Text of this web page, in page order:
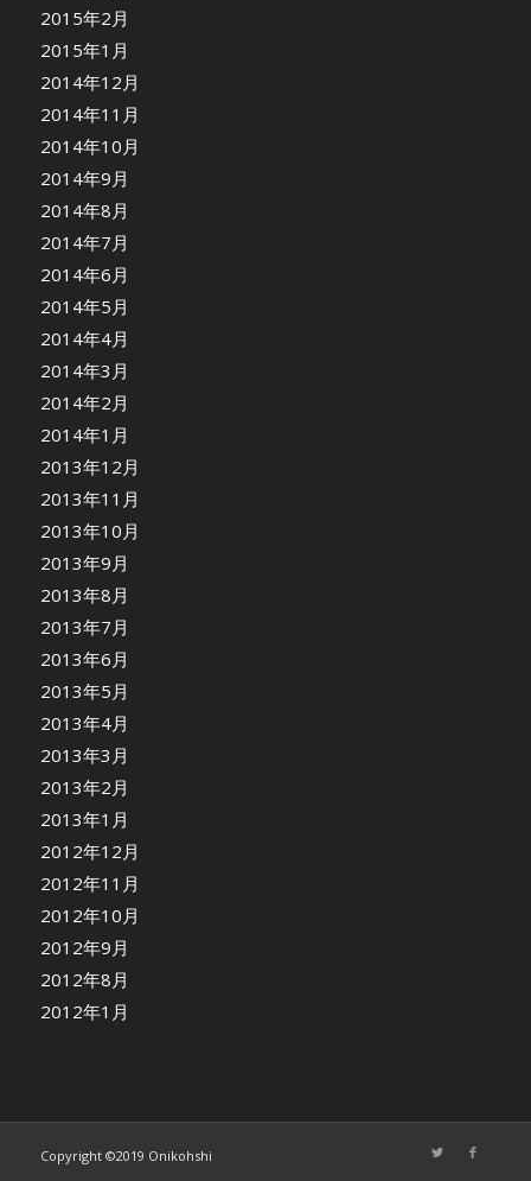
2015年2月
2015年1月
2014年12月
2014年11月
2014年10月
2014年9月
2014年8月
2014年7月
2014年6月
2014年5月
2014年4月
2014年3月
2014年2月
2014年1月
2013年12月
2013年11月
2013年10月
2013年9月
2013年8月
2013年7月
2013年6月
2013年5月
2013年4月
2013年3月
2013年2月
2013年1月
2012年12月
2012年11月
2012年10月
2012年9月
2012年8月
2012年1月
Copyright ©2019 Onikohshi